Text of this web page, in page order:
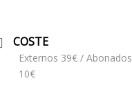
COSTE
Externos 39€ / Abonados
10€